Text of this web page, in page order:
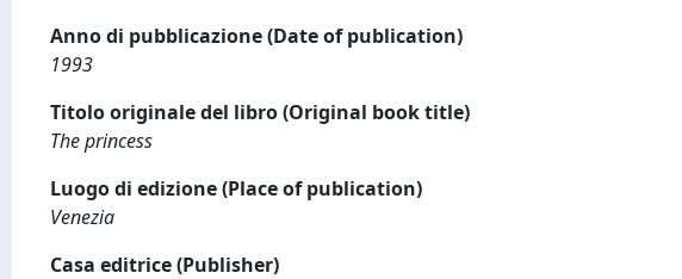
Anno di pubblicazione (Date of publication)
1993
Titolo originale del libro (Original book title)
The princess
Luogo di edizione (Place of publication)
Venezia
Casa editrice (Publisher)